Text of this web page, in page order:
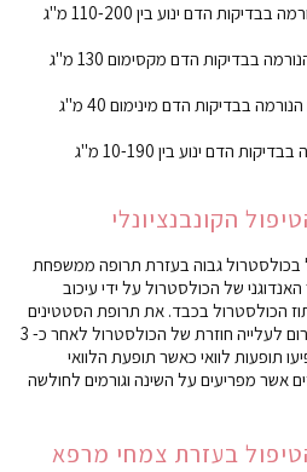
Total כולסטרול- טווח הנורמה בבדיקות הדם ינוע בין 110-200 מ"ג
LDL כולסטרול רע- טווח הנורמה בבדיקות הדם מקסימום 130 מ"ג
HDL כולסטרול טוב- טווח הנורמה בבדיקות הדם מינימום 40 מ"ג
טריגליצרידים- טווח הנורמה בבדיקות הדם ינוע בין 10-190 מ"ג
הקונבנציונלי
בכולסטרול גבוה בעזרת תרופה ממשפחת
של הכולסטרול על ידי עיכוב
הכולסטרול בכבד. את תרופת הסטטינים
יש לקחת לכל החיים. והפסקתן תגרום לעלייה חוזרת של הכולסטרול לאחר כ- 3
תופעות לוואי כאשר תופעת הלוואי
אשר מפריעים על השינה וגורמים לחולשה
בעזרת צמחי מרפא